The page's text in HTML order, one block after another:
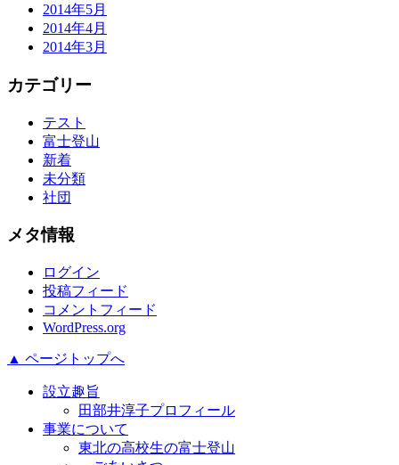
2014年5月
2014年4月
2014年3月
カテゴリー
テスト
富士登山
新着
未分類
社団
メタ情報
ログイン
投稿フィード
コメントフィード
WordPress.org
▲ ページトップへ
設立趣旨
田部井淳子プロフィール
事業について
東北の高校生の富士登山